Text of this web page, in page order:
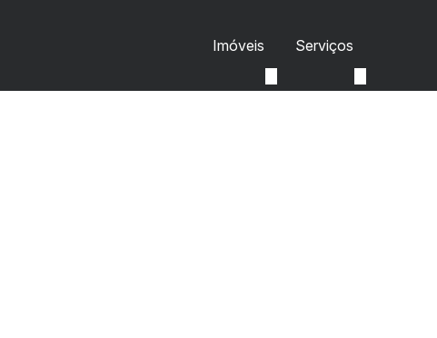
Imóveis Serviços